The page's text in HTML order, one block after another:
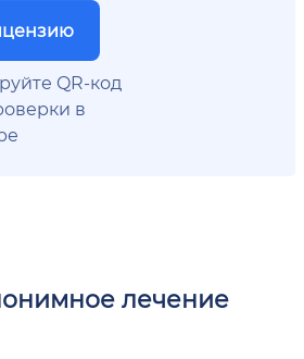
QR-код
в
лечение